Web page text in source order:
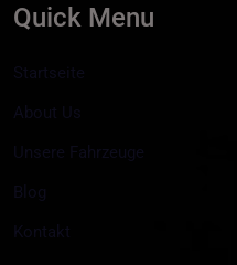
Quick Menu
Startseite
About Us
Unsere Fahrzeuge
Blog
Kontakt